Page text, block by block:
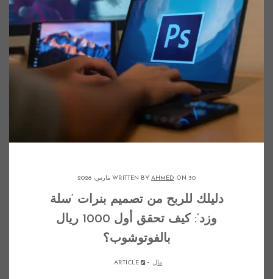
WRITTEN BY AHMED ON 30 مارس، 2026
دليلك للربح من تصميم بنرات ‘سلة
وزد’: كيف تحقق أول 1000 ريال
بالفوتوشوب؟
مال ARTICLE